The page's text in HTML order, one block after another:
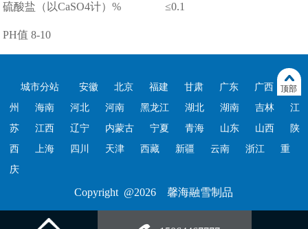
硫酸盐（以CaSO4计）% ≤0.1
PH值 8-10
城市分站 安徽 北京 福建 甘肃 广东 广西
贵
州
海南 河北 河南 黑龙江 湖北 湖南 吉林
江
苏
江西 辽宁 内蒙古 宁夏 青海 山东 山西
陕
西
上海 四川 天津 西藏 新疆 云南 浙江
重
庆
Copyright @2026 馨海融雪制品
顶部